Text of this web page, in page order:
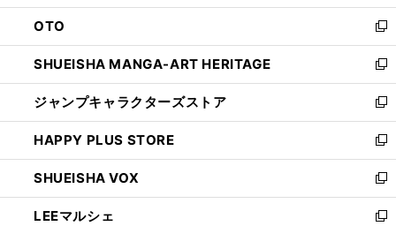
ウ
で
開
く
ン
ド
ウ
で
開
く
OTO
新
し
い
ウ
ィ
ン
ド
ウ
で
開
く
SHUEISHA MANGA-ART HERITAGE
新
し
い
ウ
ィ
ン
ド
ウ
で
ジャンプキャラクターズストア
新
し
い
ウ
ィ
ン
ド
HAPPY PLUS STORE
新
し
い
ウ
ィ
SHUEISHA VOX
新
し
い
LEEマルシェ
新